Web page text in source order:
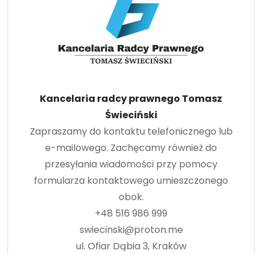
Kancelaria radcy prawnego Tomasz
Świeciński
Zapraszamy do kontaktu telefonicznego lub
e-mailowego. Zachęcamy również do
przesyłania wiadomości przy pomocy
formularza kontaktowego umieszczonego
obok.
+48 516 986 999
swiecinski@proton.me
ul. Ofiar Dąbia 3, Kraków